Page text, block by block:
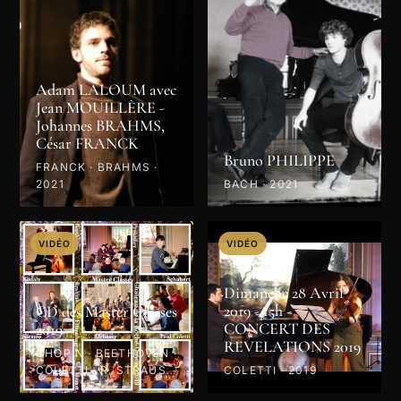
Adam LALOUM avec
Jean MOUILLÈRE -
Johannes BRAHMS,
César FRANCK
FRANCK · BRAHMS ·
2021
Bruno PHILIPPE
BACH · 2021
VIDÉO
CD des Master Classes
2019
CHOPIN · BEETHOVEN ·
COLETTI · R. STRAUSS
· PROKOFIEV · MOZART
VIDÉO
Dimanche 28 Avril
2019 - 15h -
CONCERT DES
REVELATIONS 2019
COLETTI · 2019